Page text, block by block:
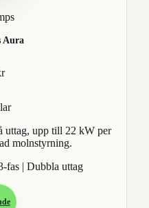
Aura
uttag, upp till 22 kW per
molnstyrning.
fas | Dubbla uttag